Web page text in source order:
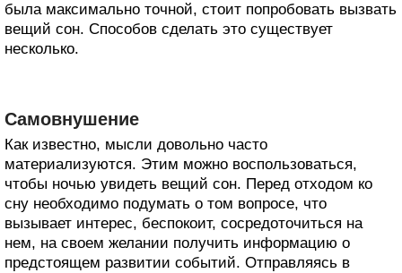
была максимально точной, стоит попробовать вызвать
вещий сон. Способов сделать это существует
несколько.
Самовнушение
Как известно, мысли довольно часто
материализуются. Этим можно воспользоваться,
чтобы ночью увидеть вещий сон. Перед отходом ко
сну необходимо подумать о том вопросе, что
вызывает интерес, беспокоит, сосредоточиться на
нем, на своем желании получить информацию о
предстоящем развитии событий. Отправляясь в